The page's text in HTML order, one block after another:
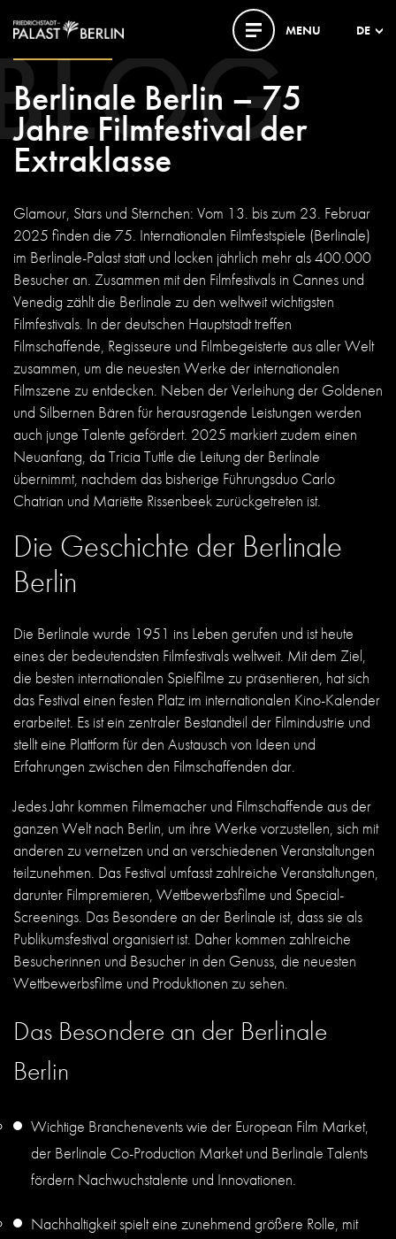
MENU DE
Berlinale Berlin – 75
Jahre Filmfestival der
Extraklasse
Glamour, Stars und Sternchen: Vom 13. bis zum 23. Februar
2025 finden die 75. Internationalen Filmfestspiele (Berlinale)
im Berlinale-Palast statt und locken jährlich mehr als 400.000
Besucher an. Zusammen mit den Filmfestivals in Cannes und
Venedig zählt die Berlinale zu den weltweit wichtigsten
Filmfestivals. In der deutschen Hauptstadt treffen
Filmschaffende, Regisseure und Filmbegeisterte aus aller Welt
zusammen, um die neuesten Werke der internationalen
Filmszene zu entdecken. Neben der Verleihung der Goldenen
und Silbernen Bären für herausragende Leistungen werden
auch junge Talente gefördert. 2025 markiert zudem einen
Neuanfang, da Tricia Tuttle die Leitung der Berlinale
übernimmt, nachdem das bisherige Führungsduo Carlo
Chatrian und Mariëtte Rissenbeek zurückgetreten ist.
Die Geschichte der Berlinale
Berlin
Die Berlinale wurde 1951 ins Leben gerufen und ist heute
eines der bedeutendsten Filmfestivals weltweit. Mit dem Ziel,
die besten internationalen Spielfilme zu präsentieren, hat sich
das Festival einen festen Platz im internationalen Kino-Kalender
erarbeitet. Es ist ein zentraler Bestandteil der Filmindustrie und
stellt eine Plattform für den Austausch von Ideen und
Erfahrungen zwischen den Filmschaffenden dar.
Jedes Jahr kommen Filmemacher und Filmschaffende aus der
ganzen Welt nach Berlin, um ihre Werke vorzustellen, sich mit
anderen zu vernetzen und an verschiedenen Veranstaltungen
teilzunehmen. Das Festival umfasst zahlreiche Veranstaltungen,
darunter Filmpremieren, Wettbewerbsfilme und Special-
Screenings. Das Besondere an der Berlinale ist, dass sie als
Publikumsfestival organisiert ist. Daher kommen zahlreiche
Besucherinnen und Besucher in den Genuss, die neuesten
Wettbewerbsfilme und Produktionen zu sehen.
Das Besondere an der Berlinale
Berlin
Wichtige Branchenevents wie der European Film Market,
der Berlinale Co-Production Market und Berlinale Talents
fördern Nachwuchstalente und Innovationen.
Nachhaltigkeit spielt eine zunehmend größere Rolle, mit